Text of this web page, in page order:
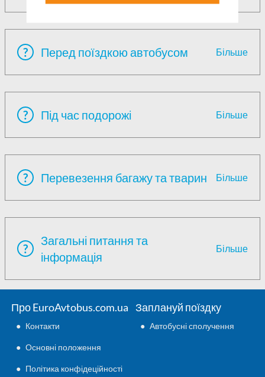
? Перед поїздкою автобусом Більше
? Під час подорожі Більше
? Перевезення багажу та тварин Більше
?
Загальні питання та
інформація
Більше
Про EuroAvtobus.com.ua
● Контакти
● Основні положення
● Політика конфідеційності
Заплануй поїздку
● Автобусні сполучення